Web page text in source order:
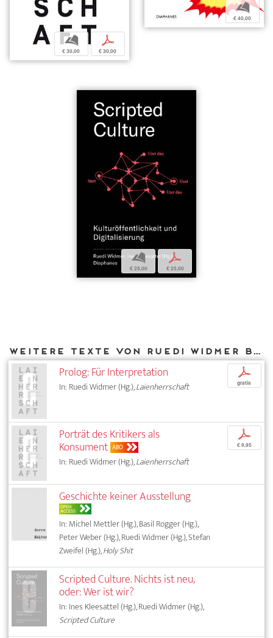
b
€ 30,00
p
€ 30,00
b
€ 40,00
b
€ 25,00
p
€ 25,00
Weitere Texte von Ruedi Widmer bei DIAPHANES
Prolog: Für Interpretation
In: Ruedi Widmer (Hg.),Laienherrschaft
p
gratis
Porträt des Kritikers als
Konsument ABO
In: Ruedi Widmer (Hg.),Laienherrschaft
p
€ 9,95
Geschichte keiner Ausstellung
OPEN
ACCESS
In: Michel Mettler (Hg.), Basil Rogger (Hg.),
Peter Weber (Hg.), Ruedi Widmer (Hg.), Stefan
Zweifel (Hg.),Holy Shit
Scripted Culture. Nichts ist neu,
oder: Wer ist wir?
In: Ines Kleesattel (Hg.), Ruedi Widmer (Hg.),
Scripted Culture